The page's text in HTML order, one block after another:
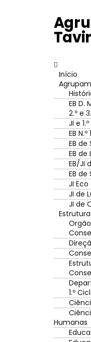
Início
EB D.
2.º e
JI e
EB
EB de
EB de
EB/JI
EB
JI Eco
JI de
JI de
1.º
Humanas